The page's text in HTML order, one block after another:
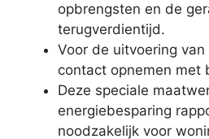
opbrengsten en de
terugverdientijd.
Voor de uitvoering
contact opnemen met
Deze speciale
energiebesparing
noodzakelijk voor